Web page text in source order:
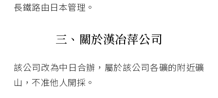
長鐵路由日本管理。
三、關於漢冶萍公司
該公司改為中日合辦，屬於該公司各礦的附近礦
山，不准他人開採。